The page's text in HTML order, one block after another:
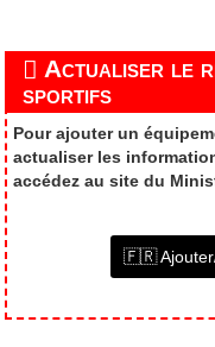
Actualiser le
sportifs
Pour ajouter un
actualiser les
accédez au site du
🇫🇷 Ajouter/